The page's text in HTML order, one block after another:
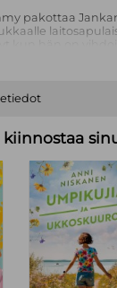
pakottaa
oireisiin,
vasta sitten, kun
halunnut
Osasto
1973) on
teho-
New York
hän on